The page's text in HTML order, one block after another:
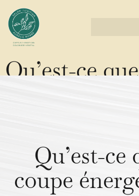
Qu’est-ce
Qu’est-ce
coupe